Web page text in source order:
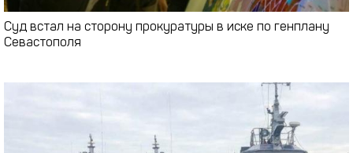
Суд встал на сторону прокуратуры в иске по генплану
Севастополя